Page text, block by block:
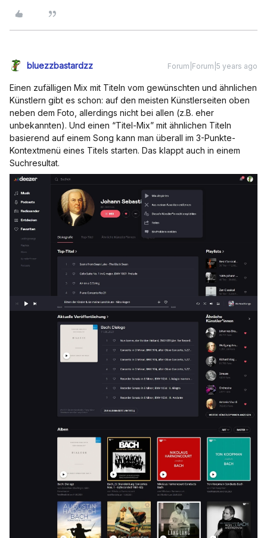
bluezzbastardzz Forum|Forum|5 years ago
Einen zufälligen Mix mit Titeln vom gewünschten und ähnlichen
Künstlern gibt es schon: auf den meisten Künstlerseiten oben
neben dem Foto, allerdings nicht bei allen (z.B. eher
unbekannten). Und einen “Titel-Mix” mit ähnlichen Titeln
basierend auf einem Song kann man überall im 3-Punkte-
Kontextmenü eines Titels starten. Das klappt auch in einem
Suchresultat.